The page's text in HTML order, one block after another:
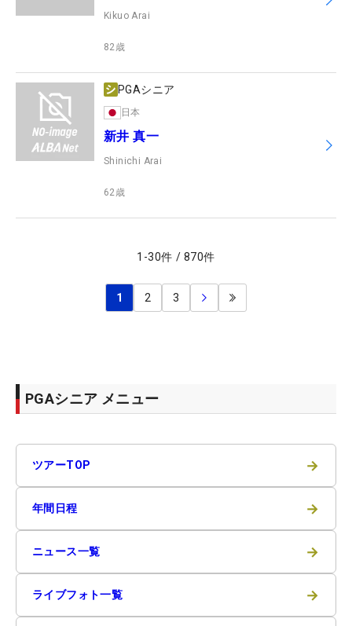
Kikuo Arai
82歳
PGAシニア
日本
新井 真一
Shinichi Arai
62歳
1 -30件 / 870件
1 2 3
PGAシニア メニュー
ツアーTOP →
年間日程 →
ニュース一覧 →
ライブフォト一覧 →